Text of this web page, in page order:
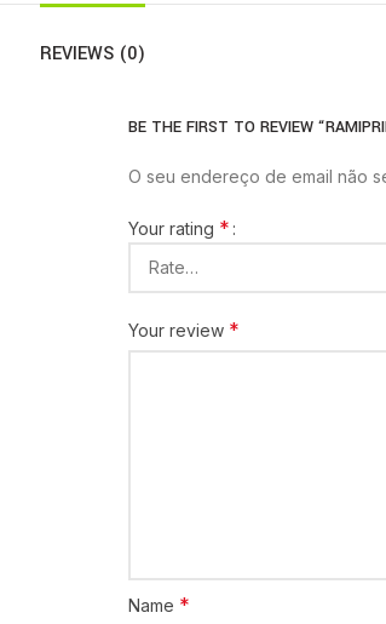
REVIEWS (0)
BE THE FIRST TO REVIEW
O seu endereço de email não
Your rating *
Your review *
Name *